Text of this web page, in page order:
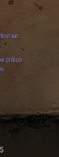
se
crítico